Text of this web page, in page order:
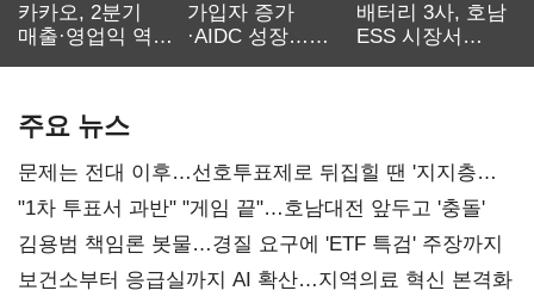
카카오, 2분기
매출·영업익 역대
가입자 증가
·AIDC 성장…
배터리 3사, 호남
ESS 시장서
주요 뉴스
문제는 전대 이후…선호투표제로 뒤집힐 땐 '지지층
불복'
"1차 투표서 과반" "게임 끝"…호남대전 앞두고 '충돌'
김용범 책임론 봇물…경질 요구에 'ETF 특검' 주장까지
보건소부터 응급실까지 AI 확산…지역의료 혁신 본격화